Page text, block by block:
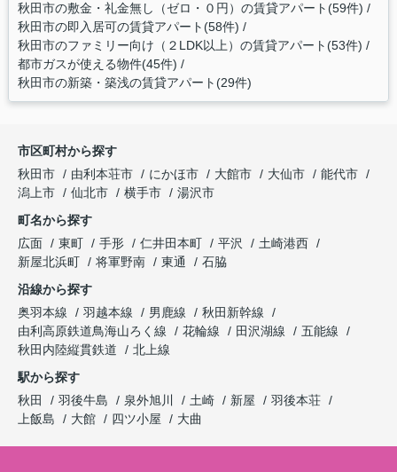
秋田市の敷金・礼金無し（ゼロ・０円）の賃貸アパート(59件)
秋田市の即入居可の賃貸アパート(58件)
秋田市のファミリー向け（２LDK以上）の賃貸アパート(53件)
都市ガスが使える物件(45件)
秋田市の新築・築浅の賃貸アパート(29件)
市区町村から探す
秋田市
由利本荘市 にかほ市 大館市 大仙市
能代市
潟上市
仙北市 横手市
湯沢市
町名から探す
広面
東町 手形 仁井田本町 平沢
土崎港西
新屋北浜町
将軍野南 東通
石脇
沿線から探す
奥羽本線
羽越本線 男鹿線
秋田新幹線
由利高原鉄道鳥海山ろく線
花輪線 田沢湖線
五能線
秋田内陸縦貫鉄道
北上線
駅から探す
秋田
羽後牛島 泉外旭川 土崎 新屋
羽後本荘
上飯島
大館 四ツ小屋 大曲